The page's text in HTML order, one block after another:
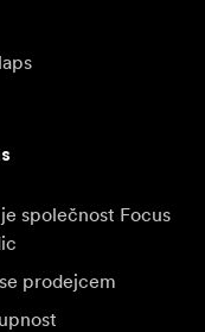
společnost Focus
prodejcem